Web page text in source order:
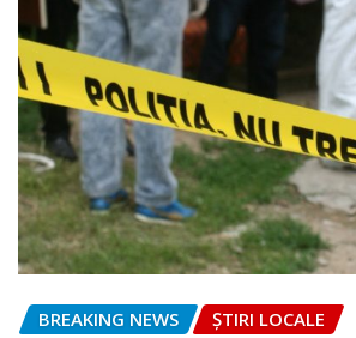
BREAKING NEWS ȘTIRI LOCALE